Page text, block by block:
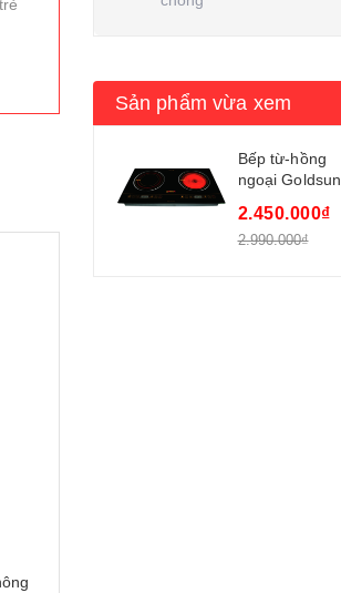
Sản phẩm vừa xem
Bếp từ-hồng
ngoại Goldsun
2.450.000₫
2.990.000₫